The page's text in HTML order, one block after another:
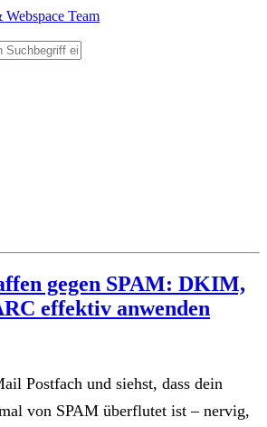
Team
gegen SPAM: DKIM,
effektiv anwenden
Postfach und siehst, dass dein
von SPAM überflutet ist – nervig,